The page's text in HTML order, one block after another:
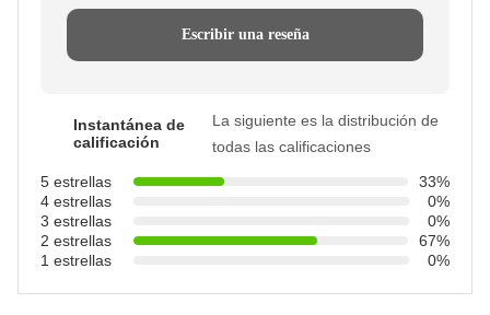
Escribir una reseña
Instantánea de
calificación
La siguiente es la distribución de
todas las calificaciones
5 estrellas
33%
4 estrellas
0%
3 estrellas
0%
2 estrellas
67%
1 estrellas
0%